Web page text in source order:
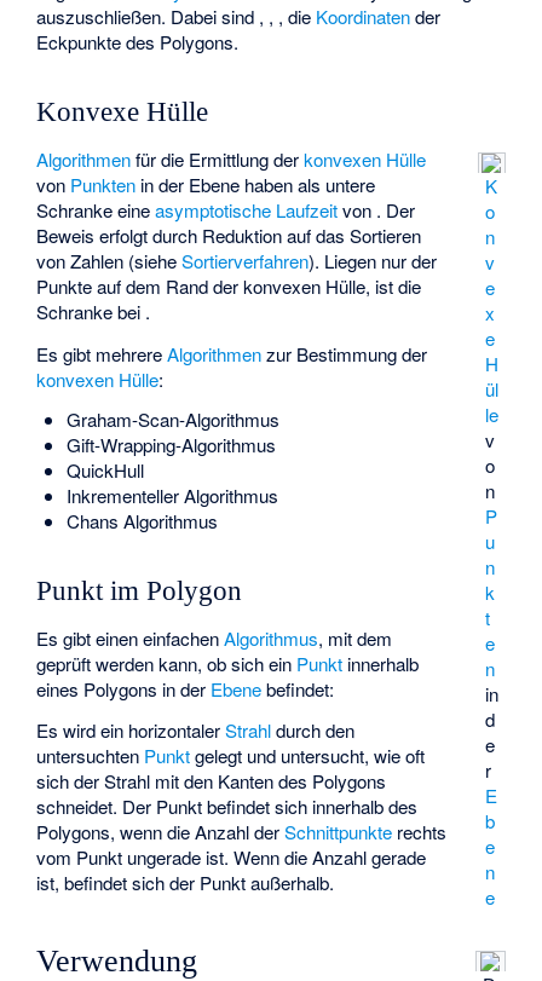
auszuschließen. Dabei sind , , , die Koordinatender
Eckpunkte des Polygons.
Konvexe Hülle
K
o
n
v
e
x
e
H
ül
le
v
o
n
P
u
n
k
t
e
n
in
d
e
r
E
b
e
n
e
Algorithmenfür die Ermittlung derkonvexen Hülle
von Punkten in der Ebene haben als untere
Schrankeeineasymptotische Laufzeitvon . Der
Beweis erfolgt durch Reduktion auf das Sortieren
vonZahlen (sieheSortierverfahren). Liegen nurder
Punkte auf dem Rand der konvexen Hülle, ist die
Schranke bei .
Es gibt mehrereAlgorithmenzur Bestimmung der
konvexen Hülle:
Graham-Scan-Algorithmus
Gift-Wrapping-Algorithmus
QuickHull
Inkrementeller Algorithmus
Chans Algorithmus
Punkt im Polygon
Es gibt einen einfachenAlgorithmus, mit dem
geprüft werden kann, ob sich ein Punkt innerhalb
eines Polygons in der Ebenebefindet:
Es wird ein horizontalerStrahldurch den
untersuchten Punktgelegt und untersucht, wie oft
sich der Strahl mit den Kanten des Polygons
schneidet. Der Punkt befindet sich innerhalb des
Polygons, wenn die Anzahl derSchnittpunkte rechts
vom Punkt ungerade ist. Wenn die Anzahl gerade
ist, befindet sich der Punkt außerhalb.
Verwendung